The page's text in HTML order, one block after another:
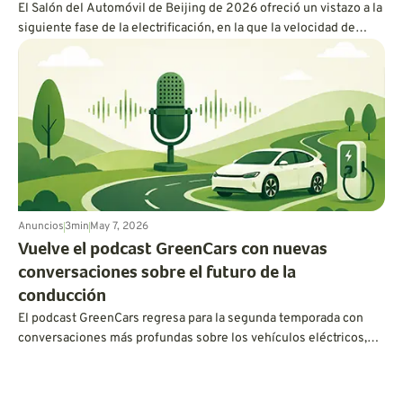
El Salón del Automóvil de Beijing de 2026 ofreció un vistazo a la
siguiente fase de la electrificación, en la que la velocidad de
carga, la química de las baterías, la inteligencia artificial y las
opciones híbridas flexibles podrían dar forma a lo que los
conductores esperan en el futuro.
Anuncios3minMay 7, 2026
Vuelve el podcast GreenCars con nuevas
conversaciones sobre el futuro de la
conducción
El podcast GreenCars regresa para la segunda temporada con
conversaciones más profundas sobre los vehículos eléctricos,